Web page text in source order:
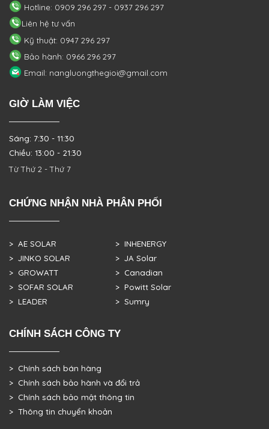
Hotline: 0909 296 297 - 0937 296 297
Liên hệ tư vấn
Kỹ thuật: 0947 296 297
Bảo hành: 0966 296 297
Email: nangluongthegioi@gmail.com
GIỜ LÀM VIỆC
Sáng: 7:30 - 11:30
Chiều: 13:00 - 21:30
Từ Thứ 2 - Thứ 7
CHỨNG NHẬN NHÀ PHÂN PHỐI
> AE SOLAR
> JINKO SOLAR
> GROWATT
> SOFAR SOLAR
> LEADER
> INHENERGY
> JA Solar
> Canadian
> Powitt Solar
> Sumry
CHÍNH SÁCH CÔNG TY
> Chính sách bán hàng
> Chính sách bảo hành và đổi trả
> Chính sách bảo mật thông tin
> Thông tin chuyển khoản